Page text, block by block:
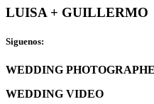
LUISA + GUILLERMO
Siguenos:
WEDDING
WEDDING VIDEO